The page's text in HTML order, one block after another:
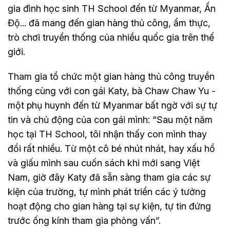
gia đình học sinh TH School đến từ Myanmar, Ấn
Độ... đã mang đến gian hàng thủ công, ẩm thực,
trò chơi truyền thống của nhiều quốc gia trên thế
giới.
Tham gia tổ chức một gian hàng thủ công truyền
thống cùng với con gái Katy, bà Chaw Chaw Yu -
một phụ huynh đến từ Myanmar bất ngờ với sự tự
tin và chủ động của con gái mình: “Sau một năm
học tại TH School, tôi nhận thấy con mình thay
đổi rất nhiều. Từ một cô bé nhút nhát, hay xấu hổ
và giấu mình sau cuốn sách khi mới sang Việt
Nam, giờ đây Katy đã sẵn sàng tham gia các sự
kiện của trường, tự mình phát triển các ý tưởng
hoạt động cho gian hàng tại sự kiện, tự tin đứng
trước ống kính tham gia phỏng vấn”.